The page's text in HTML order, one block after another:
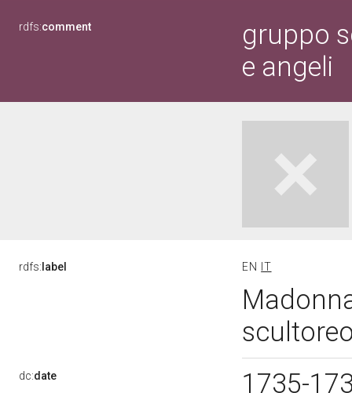
rdfs:comment
gruppo
e angeli
rdfs: label EN IT
dc:date 1735-